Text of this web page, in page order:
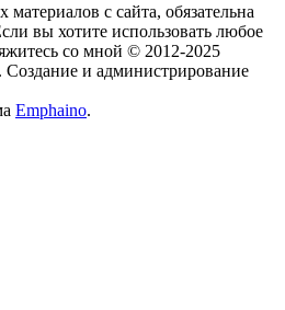
с сайта, обязательна
вы хотите использовать любое
со мной © 2012-2025
и администрирование
Emphaino.